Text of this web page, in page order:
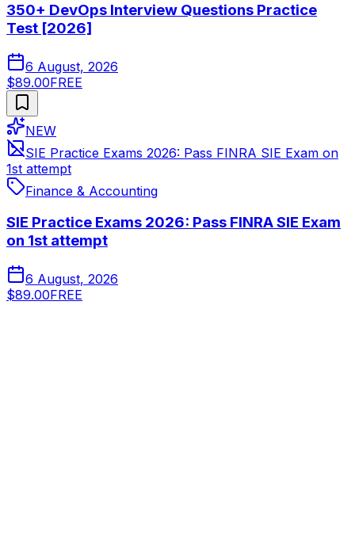
350+ DevOps Interview Questions Practice
Test [2026]
6 August, 2026
$89.00FREE
NEW
SIE Practice Exams 2026: Pass FINRA SIE Exam on
1st attempt
Finance & Accounting
SIE Practice Exams 2026: Pass FINRA SIE Exam
on 1st attempt
6 August, 2026
$89.00FREE